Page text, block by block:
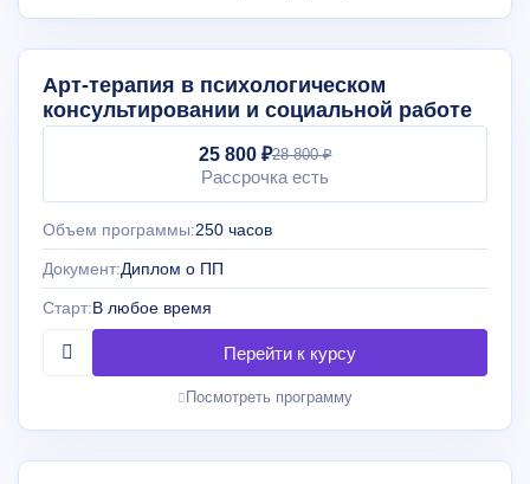
Арт-терапия в психологическом
консультировании и социальной работе
25 800 ₽28 800 ₽
Рассрочка есть
Объем программы:250 часов
Документ:Диплом о ПП
Старт:В любое время
Посмотреть программу